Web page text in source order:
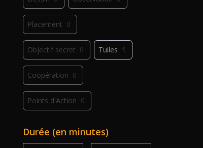
Placement 0
Objectif secret 0 Tuiles 1
Coopération 0
Points d'Action 0
Déplacement 0
Durée (en minutes)